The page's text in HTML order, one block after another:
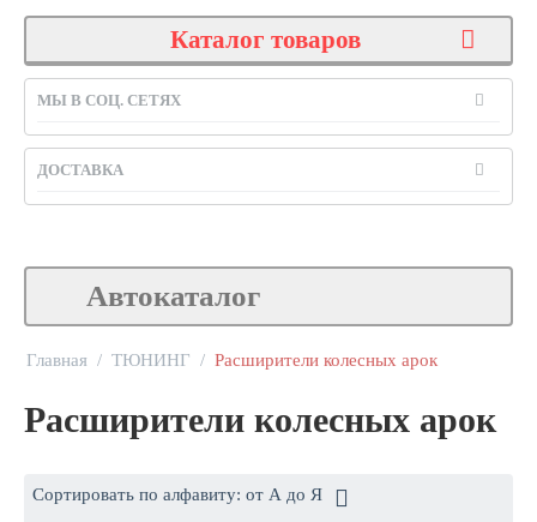
Каталог товаров
МЫ В СОЦ. СЕТЯХ
ДОСТАВКА
Автокаталог
Главная / ТЮНИНГ / Расширители колесных арок
Расширители колесных арок
Сортировать по алфавиту: от А до Я